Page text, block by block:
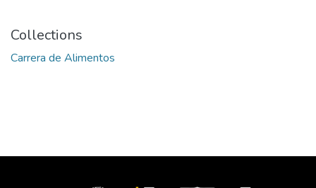
Collections
Carrera de Alimentos